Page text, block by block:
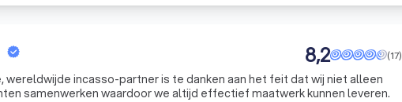
(17)
8,2
incasso-partner is te danken aan het feit dat wij niet alleen
samenwerken waardoor we altijd effectief maatwerk kunnen leveren.